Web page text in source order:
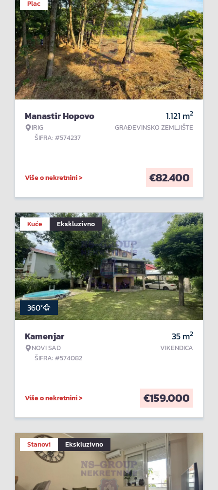
Plac
Manastir Hopovo
IRIG
ŠIFRA: #574237
1.121 m2
GRAĐEVINSKO ZEMLJIŠTE
Više o nekretnini > €82.400
Kuće Ekskluzivno
360°
Kamenjar
NOVI SAD
ŠIFRA: #574082
35m2
VIKENDICA
Više o nekretnini > €159.000
Stanovi Ekskluzivno